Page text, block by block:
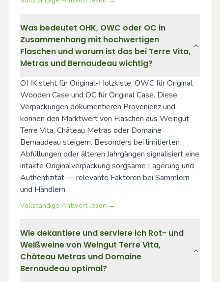
Was bedeutet OHK, OWC oder OC in
Zusammenhang mit hochwertigen
Flaschen und warum ist das bei Terre Vita,
Metras und Bernaudeau wichtig?
OHK steht für Original-Holzkiste, OWC für Original
Wooden Case und OC für Original Case. Diese
Verpackungen dokumentieren Provenienz und
können den Marktwert von Flaschen aus Weingut
Terre Vita, Château Metras oder Domaine
Bernaudeau steigern. Besonders bei limitierten
Abfüllungen oder älteren Jahrgängen signalisiert eine
intakte Originalverpackung sorgsame Lagerung und
Authentizität — relevante Faktoren bei Sammlern
und Händlern.
Vollständige Antwort lesen →
Wie dekantiere und serviere ich Rot- und
Weißweine von Weingut Terre Vita,
Château Metras und Domaine
Bernaudeau optimal?